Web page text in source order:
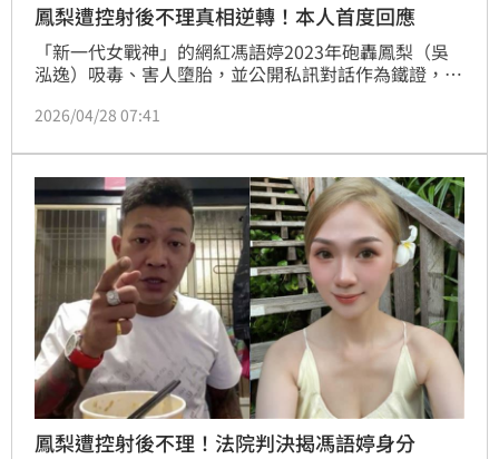
鳳梨遭控射後不理真相逆轉！本人首度回應
「新一代女戰神」的網紅馮語婷2023年砲轟鳳梨（吳
泓逸）吸毒、害人墮胎，並公開私訊對話作為鐵證，引
地院近日宣判，鳳梨前女友罔腰因於2018年擅自解鎖
帳號的高姓男子，判處拘役50日，緩刑 2年。對此，鳳
梨今（28日）晚間首度發文回應了。
2026/04/28 07:41
鳳梨遭控射後不理！法院判決揭馮語婷身分